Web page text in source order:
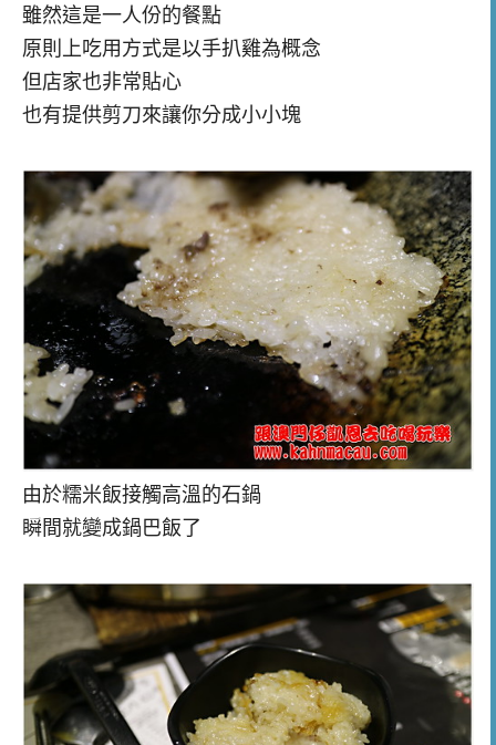
雖然這是一人份的餐點
原則上吃用方式是以手扒雞為概念
但店家也非常貼心
也有提供剪刀來讓你分成小小塊
由於糯米飯接觸高溫的石鍋
瞬間就變成鍋巴飯了